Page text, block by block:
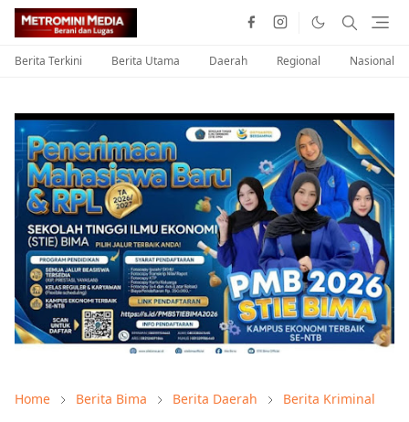
Berita Terkini Berita Utama Daerah Regional Nasional
Home Berita Bima Berita Daerah Berita Kriminal